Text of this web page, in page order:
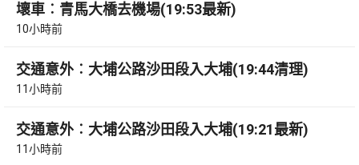
壞車︰青馬大橋去機場(19:53最新)
10小時前
交通意外︰大埔公路沙田段入大埔(19:44清理)
11小時前
交通意外︰大埔公路沙田段入大埔(19:21最新)
11小時前